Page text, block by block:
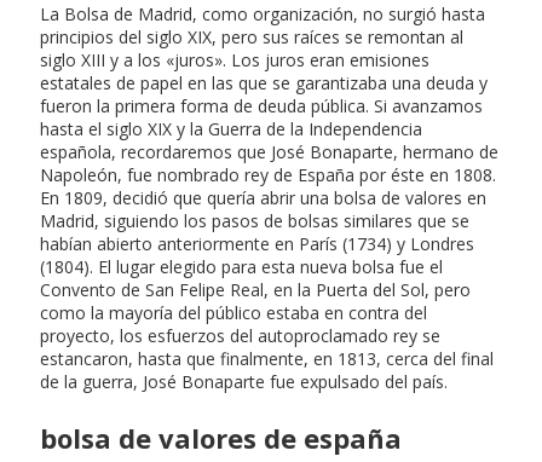
La Bolsa de Madrid, como organización, no surgió hasta
principios del siglo XIX, pero sus raíces se remontan al
siglo XIII y a los «juros». Los juros eran emisiones
estatales de papel en las que se garantizaba una deuda y
fueron la primera forma de deuda pública. Si avanzamos
hasta el siglo XIX y la Guerra de la Independencia
española, recordaremos que José Bonaparte, hermano de
Napoleón, fue nombrado rey de España por éste en 1808.
En 1809, decidió que quería abrir una bolsa de valores en
Madrid, siguiendo los pasos de bolsas similares que se
habían abierto anteriormente en París (1734) y Londres
(1804). El lugar elegido para esta nueva bolsa fue el
Convento de San Felipe Real, en la Puerta del Sol, pero
como la mayoría del público estaba en contra del
proyecto, los esfuerzos del autoproclamado rey se
estancaron, hasta que finalmente, en 1813, cerca del final
de la guerra, José Bonaparte fue expulsado del país.
bolsa de valores de españa